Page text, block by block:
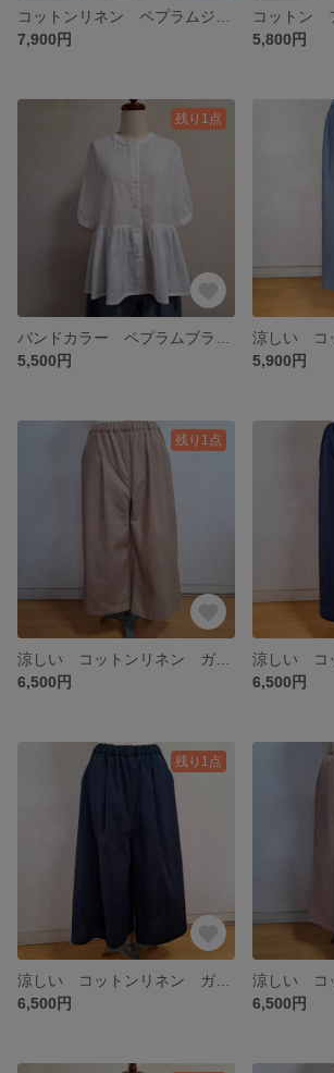
7,900円
5,800円
残り1点
5,500円
5,900円
残り1点
6,500円
6,500円
残り1点
6,500円
6,500円